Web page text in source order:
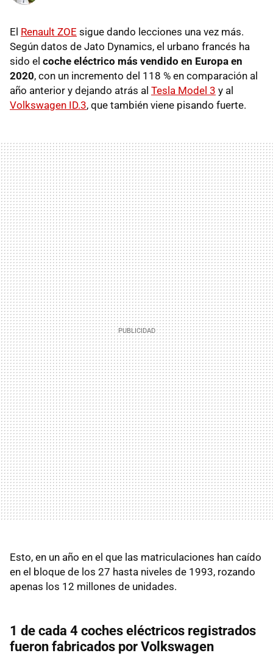
El Renault ZOE sigue dando lecciones una vez más.
Según datos de Jato Dynamics, el urbano francés ha
sido el coche eléctrico más vendido en Europa en
2020, con un incremento del 118 % en comparación al
año anterior y dejando atrás al Tesla Model 3 y al
Volkswagen ID.3, que también viene pisando fuerte.
Esto, en un año en el que las matriculaciones han caído
en el bloque de los 27 hasta niveles de 1993, rozando
apenas los 12 millones de unidades.
1 de cada 4 coches eléctricos registrados
fueron fabricados por Volkswagen